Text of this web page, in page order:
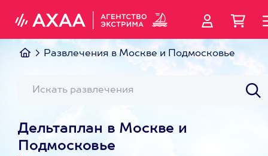
Развлечения в Москве и Подмосковье
Дельтаплан в Москве и
Подмосковье